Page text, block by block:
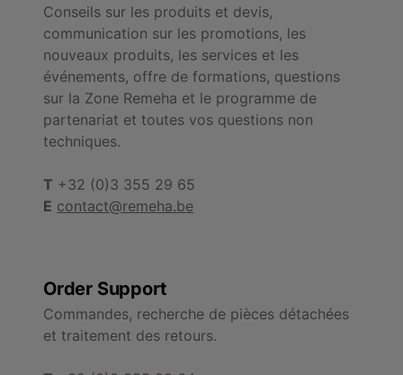
Conseils sur les produits et devis,
communication sur les promotions, les
nouveaux produits, les services et les
événements, offre de formations, questions
sur la Zone Remeha et le programme de
partenariat et toutes vos questions non
techniques.
T +32 (0)3 355 29 65
E contact@remeha.be
Order Support
Commandes, recherche de pièces détachées
et traitement des retours.